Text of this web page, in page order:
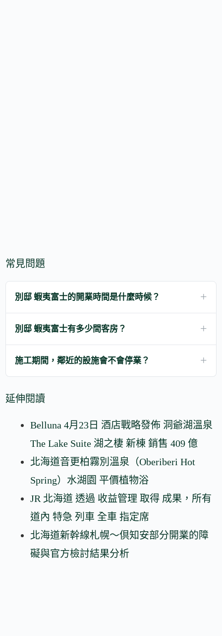
常見問題
別邸 蝦夷富士的開業時間是什麼時候？
別邸 蝦夷富士有多少間客房？
施工期間，鄰近的設施會不會停業？
延伸閱讀
Belluna 4月23日 酒店戰略發佈 洞爺湖溫泉
The Lake Suite 湖之棲 新棟 銷售 409 億
北海道音更柏霧別溫泉（Oberiberi Hot
Spring）水湖園 平價植物浴
JR 北海道 透過 收益管理 取得 成果，所有
道內 特急 列車 全車 指定席
北海道新幹線札幌～倶知安部分開業的障
礙與官方檢討結果分析